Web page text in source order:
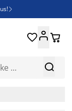


 